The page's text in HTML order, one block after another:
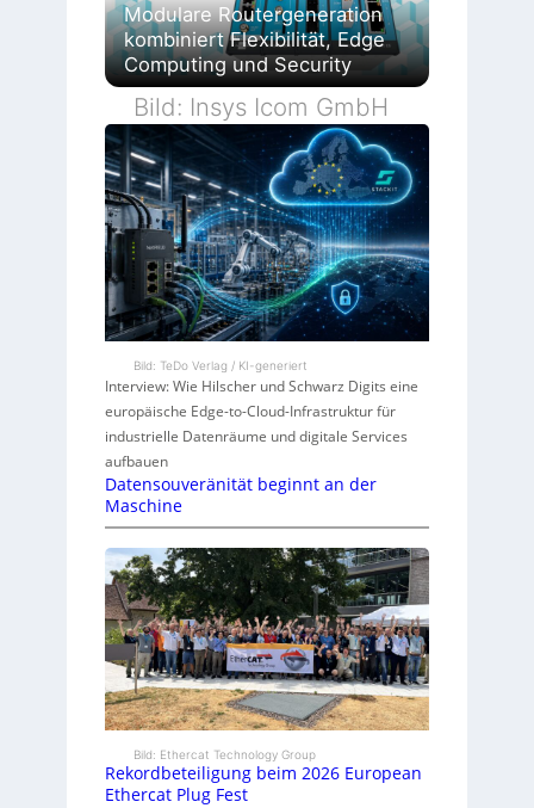
Modulare Routergeneration
kombiniert Flexibilität, Edge
Computing und Security
Bild: Insys Icom GmbH
Bild: TeDo Verlag / KI-generiert
Interview: Wie Hilscher und Schwarz Digits eine
europäische Edge-to-Cloud-Infrastruktur für
industrielle Datenräume und digitale Services
aufbauen
Datensouveränität beginnt an der
Maschine
Bild: Ethercat Technology Group
Rekordbeteiligung beim 2026 European
Ethercat Plug Fest